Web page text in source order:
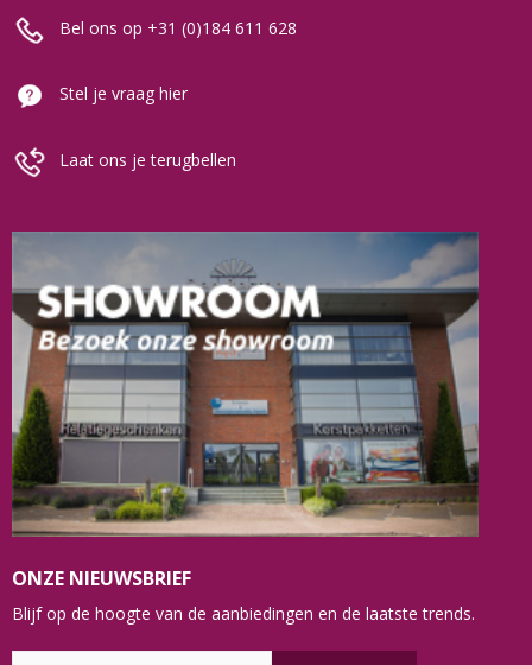
Bel ons op +31 (0)184 611 628
Stel je vraag hier
Laat ons je terugbellen
ONZE NIEUWSBRIEF
Blijf op de hoogte van de aanbiedingen en de laatste trends.